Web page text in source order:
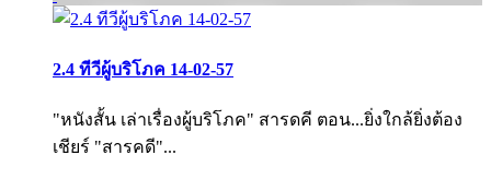
2.4 ทีวีผู้บริโภค 14-02-57
"หนังสั้น เล่าเรื่องผู้บริโภค" สารดคี ตอน...ยิ่งใกล้ยิ่งต้อง
เชียร์ "สารคดี"...